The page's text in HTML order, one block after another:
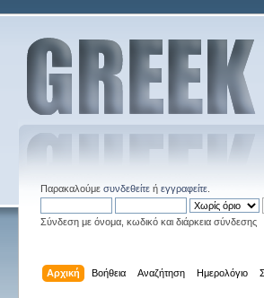
Παρακαλούμε συνδεθείτεή εγγραφείτε.
Σύνδεση με όνομα, κωδικό και διάρκεια σύνδεσης
Αρχική Βοήθεια Αναζήτηση Ημερολόγιο